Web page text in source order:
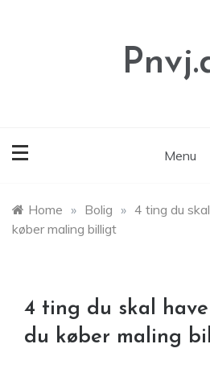
Menu
Home » Bolig » 4 ting du
køber maling billigt
4 ting du skal
du køber maling